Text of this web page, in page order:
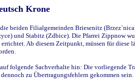
Krone
beiden Filialgemeinden Briesenitz
und Stabitz (Zdbice). Die Pfarrei Zippnow
Ab diesem Zeitpunkt, müssen für
folgende Sachverhalte hin: Die vorliegende
zu Übertragungsfehlern gekommen